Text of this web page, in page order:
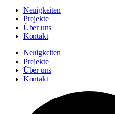
Neuigkeiten
Projekte
Über uns
Kontakt
Neuigkeiten
Projekte
Über uns
Kontakt